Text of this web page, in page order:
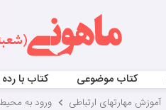
کتاب موضوعی کتاب با
آموزش مهارتهای ارتباطی ورود به